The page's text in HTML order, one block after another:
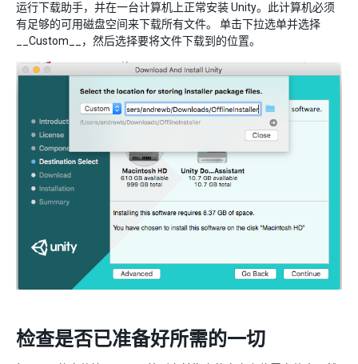
运行下载助手，并在一台计算机上正常安装 Unity。此计算机必须
有足够的可用磁盘空间来下载所有文件。 单击下拉选单并选择
__Custom__，然后选择要将文件下载到的位置。
检查是否已准备好所需的一切